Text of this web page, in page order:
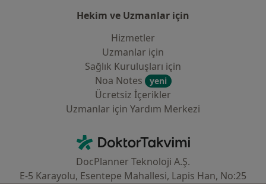
Hekim ve Uzmanlar için
Hizmetler
Uzmanlar için
Sağlık Kuruluşları için
Noa Notes
yeni
Ücretsiz İçerikler
Uzmanlar için Yardım Merkezi
DoktorTakvimi - Ana Sayfa
DocPlanner Teknoloji A.Ş.
E-5 Karayolu, Esentepe Mahallesi, Lapis Han, No:25